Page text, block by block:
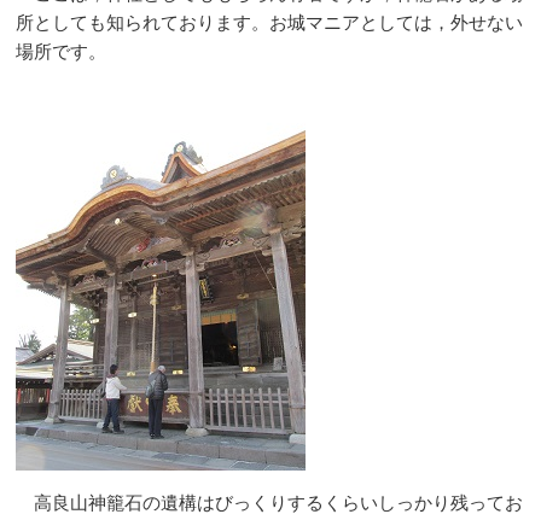
所としても知られております。お城マニアとしては，外せない
場所です。
高良山神籠石の遺構はびっくりするくらいしっかり残ってお